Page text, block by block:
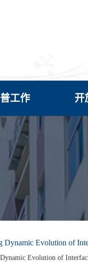
工作 开
Evolution of
Evolution of